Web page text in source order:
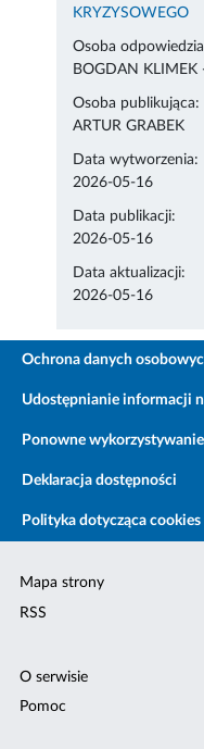
KRYZYSOWEGO
Osoba
BOGDAN KLIMEK
Osoba publikująca:
ARTUR GRABEK
Data wytworzenia:
2026-05-16
Data publikacji:
2026-05-16
Data aktualizacji:
2026-05-16
Ochrona danych
Udostępnianie informacji
Ponowne
Deklaracja dostępności
Polityka dotycząca
Mapa strony
RSS
O serwisie
Pomoc